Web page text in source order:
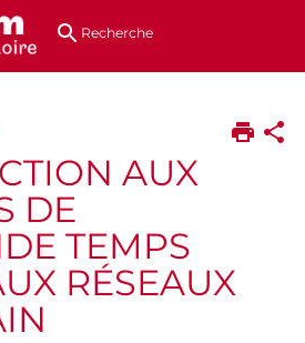
au
directsRecherche
AUX
DE
TEMPS
RÉSEAUX